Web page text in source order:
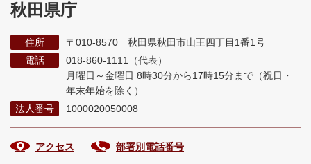
秋田県庁
住所
〒010-8570 秋田県秋田市山王四丁目1番1号
電話
018-860-1111（代表）
月曜日～金曜日 8時30分から17時15分まで （祝日・
年末年始を除く）
法人番号
1000020050008
アクセス 部署別電話番号